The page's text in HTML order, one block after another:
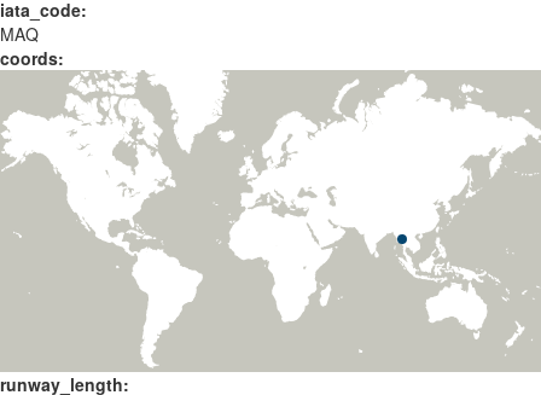
iata_code:
MAQ
coords:
runway_length: